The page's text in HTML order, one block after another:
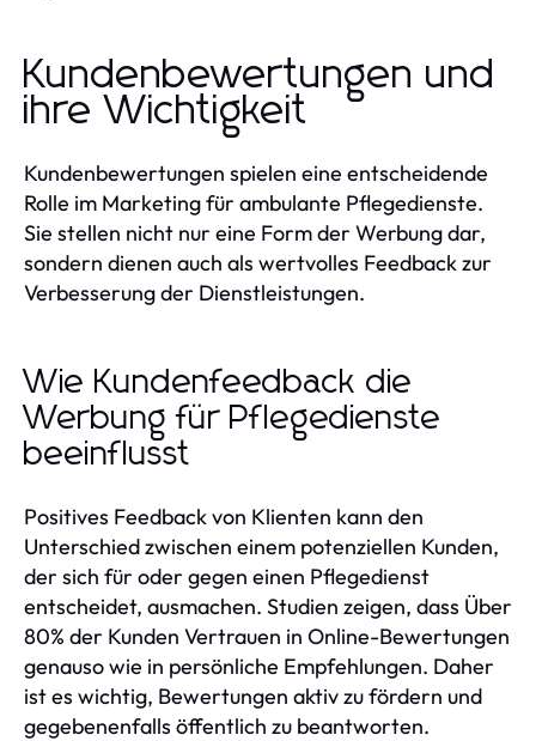
Kundenbewertungen und
ihre Wichtigkeit
Kundenbewertungen spielen eine entscheidende
Rolle im Marketing für ambulante Pflegedienste.
Sie stellen nicht nur eine Form der Werbung dar,
sondern dienen auch als wertvolles Feedback zur
Verbesserung der Dienstleistungen.
Wie Kundenfeedback die
Werbung für Pflegedienste
beeinflusst
Positives Feedback von Klienten kann den
Unterschied zwischen einem potenziellen Kunden,
der sich für oder gegen einen Pflegedienst
entscheidet, ausmachen. Studien zeigen, dass Über
80% der Kunden Vertrauen in Online-Bewertungen
genauso wie in persönliche Empfehlungen. Daher
ist es wichtig, Bewertungen aktiv zu fördern und
gegebenenfalls öffentlich zu beantworten.